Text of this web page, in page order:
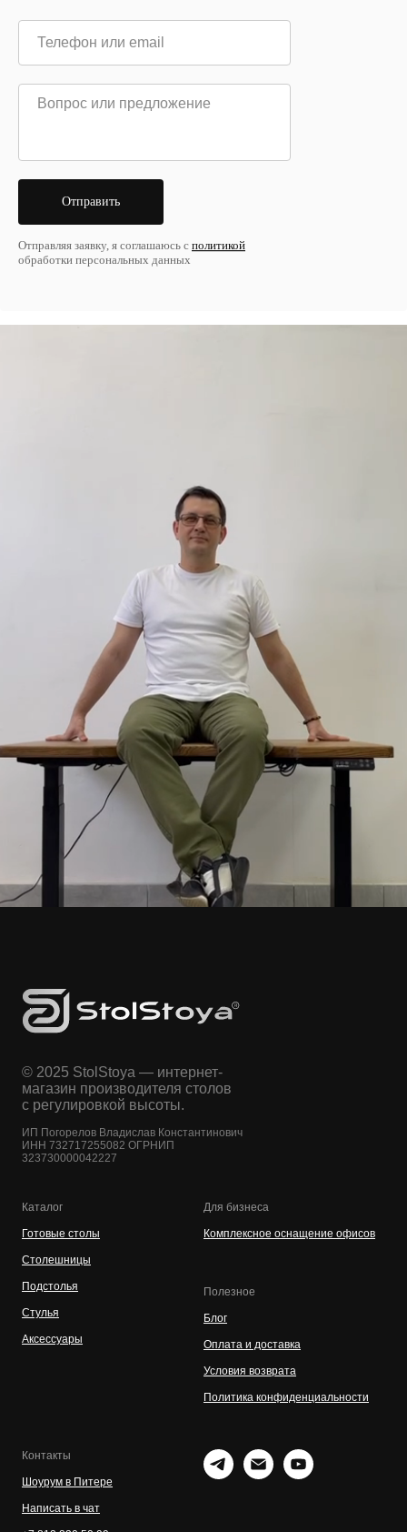
Отправить
Отправляя заявку, я соглашаюсь с политикой
обработки персональных данных
© 2025 StolStoya — интернет-
магазин производителя столов
с регулировкой высоты.
ИП Погорелов Владислав Константинович
ИНН 732717255082 ОГРНИП
323730000042227
Каталог
Готовые столы
Столешницы
Подстолья
Стулья
Аксессуары
Для бизнеса
Комплексное оснащение офисов
Полезное
Блог
Оплата и доставка
Условия возврата
Политика конфиденциальности
Контакты
Шоурум в Питере
Написать в чат